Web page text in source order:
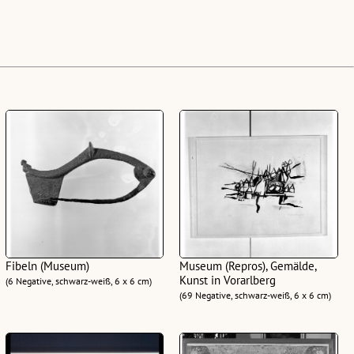
Fibeln (Museum)
(6 Negative, schwarz-weiß, 6 x 6 cm)
Museum (Repros), Gemälde,
Kunst in Vorarlberg
(69 Negative, schwarz-weiß, 6 x 6 cm)